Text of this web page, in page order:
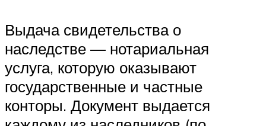
Выдача свидетельства о
наследстве — нотариальная
услуга, которую оказывают
государственные и частные
конторы. Документ выдается